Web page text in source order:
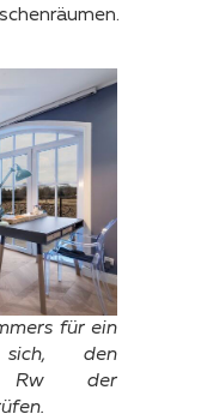
für ein
den
Rw der